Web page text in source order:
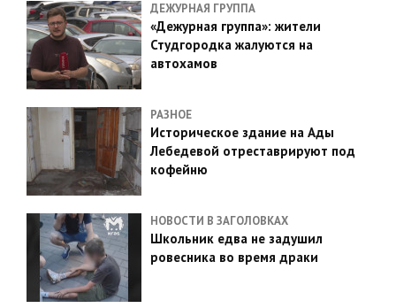
ДЕЖУРНАЯ ГРУППА
«Дежурная группа»: жители
Студгородка жалуются на
автохамов
РАЗНОЕ
Историческое здание на Ады
Лебедевой отреставрируют под
кофейню
НОВОСТИ В ЗАГОЛОВКАХ
Школьник едва не задушил
ровесника во время драки